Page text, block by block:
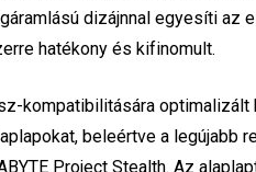
dizájnnal egyesíti az
hatékony és kifinomult.
kompatibilitására optimalizált
beleértve a legújabb
Project Stealth. Az